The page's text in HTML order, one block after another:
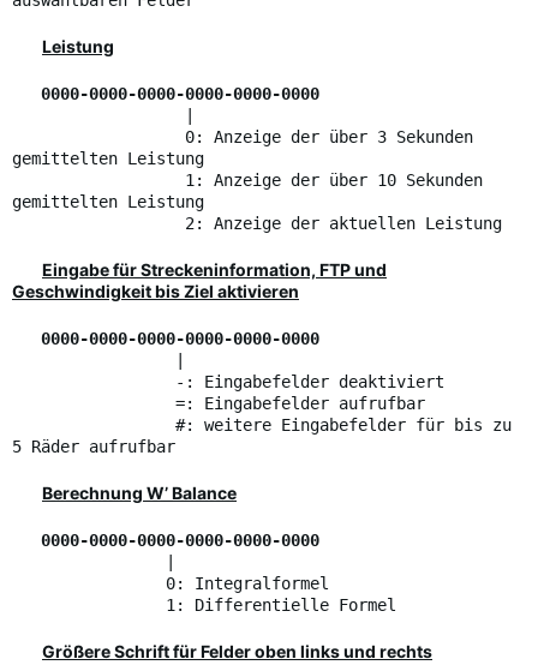
Leistung
0000-0000-0000-0000-0000-0000
0: Anzeige der über 3 Sekunden
gemittelten Leistung
1: Anzeige der über 10 Sekunden
gemittelten Leistung
2: Anzeige der aktuellen Leistung
Eingabe für Streckeninformation, FTP und
Geschwindigkeit bis Ziel aktivieren
0000-0000-0000-0000-0000-0000
-: Eingabefelder deaktiviert
=: Eingabefelder aufrufbar
#: weitere Eingabefelder für bis zu
5 Räder aufrufbar
Berechnung W’ Balance
0000-0000-0000-0000-0000-0000
0: Integralformel
1: Differentielle Formel
Größere Schrift für Felder oben links und rechts